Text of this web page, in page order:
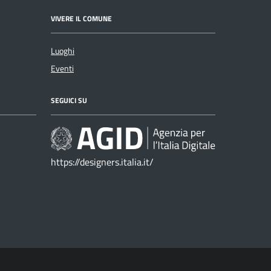
VIVERE IL COMUNE
Luoghi
Eventi
SEGUICI SU
https://designers.italia.it/